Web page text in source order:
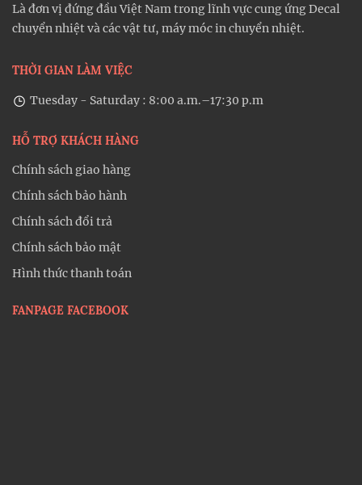
Là đơn vị đứng đầu Việt Nam trong lĩnh vực cung ứng Decal
chuyển nhiệt và các vật tư, máy móc in chuyển nhiệt.
THỜI GIAN LÀM VIỆC
Tuesday - Saturday : 8:00 a.m.–17:30 p.m
HỖ TRỢ KHÁCH HÀNG
Chính sách giao hàng
Chính sách bảo hành
Chính sách đổi trả
Chính sách bảo mật
Hình thức thanh toán
FANPAGE FACEBOOK